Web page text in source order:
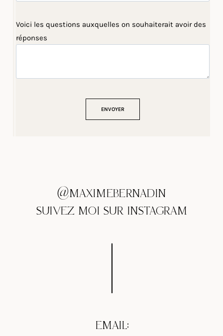
Voici les questions auxquelles on souhaiterait avoir des
réponses
@MAXIMEBERNADIN
SUIVEZ MOI SUR INSTAGRAM
EMAIL: